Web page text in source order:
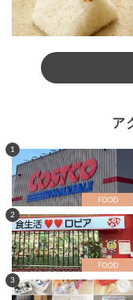
ア
1
2
3